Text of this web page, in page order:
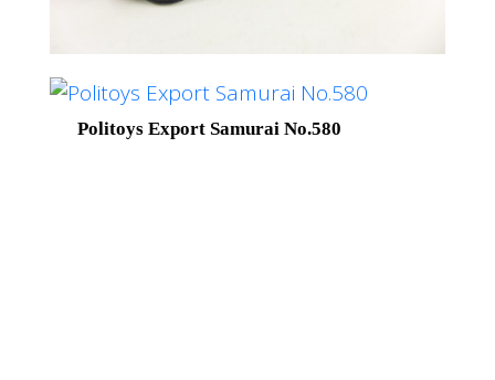
Politoys Export Samurai No.580